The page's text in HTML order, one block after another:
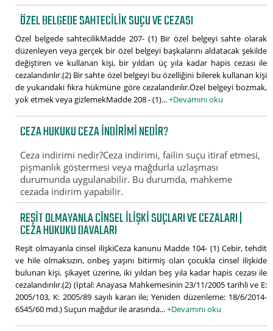
ÖZEL BELGEDE SAHTECILIK SUÇU VE CEZASI
Özel belgede sahtecilikMadde 207- (1) Bir özel belgeyi sahte olarak
düzenleyen veya gerçek bir özel belgeyi başkalarını aldatacak şekilde
değiştiren ve kullanan kişi, bir yıldan üç yıla kadar hapis cezası ile
cezalandırılır.(2) Bir sahte özel belgeyi bu özelliğini bilerek kullanan kişi
de yukarıdaki fıkra hükmüne göre cezalandırılır.Özel belgeyi bozmak,
yok etmek veya gizlemekMadde 208 - (1)...+Devamını oku
CEZA HUKUKU CEZA INDIRIMI NEDIR?
Ceza indirimi nedir?Ceza indirimi, failin suçu itiraf etmesi,
pişmanlık göstermesi veya mağdurla uzlaşması
durumunda uygulanabilir. Bu durumda, mahkeme
cezada indirim yapabilir.
REŞIT OLMAYANLA CINSEL ILIŞKI SUÇLARI VE CEZALARI |
CEZA HUKUKU DAVALARI
Reşit olmayanla cinsel ilişkiCeza kanunu Madde 104- (1) Cebir, tehdit
ve hile olmaksızın, onbeş yaşını bitirmiş olan çocukla cinsel ilişkide
bulunan kişi, şikayet üzerine, iki yıldan beş yıla kadar hapis cezası ile
cezalandırılır.(2) (İptal: Anayasa Mahkemesinin 23/11/2005 tarihli ve E:
2005/103, K: 2005/89 sayılı kararı ile; Yeniden düzenleme: 18/6/2014-
6545/60 md.) Suçun mağdur ile arasında...+Devamını oku